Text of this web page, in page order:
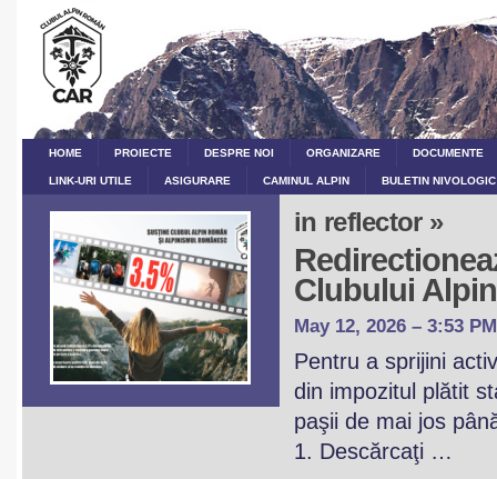
HOME PROIECTE DESPRE NOI ORGANIZARE DOCUMENTE
LINK-URI UTILE ASIGURARE CAMINUL ALPIN BULETIN
in reflector »
Clubului
May 12, 2026 – 3:53 PM
Pentru a sprijini
din impozitul plătit
paşii de mai jos
1. Descărcaţi …